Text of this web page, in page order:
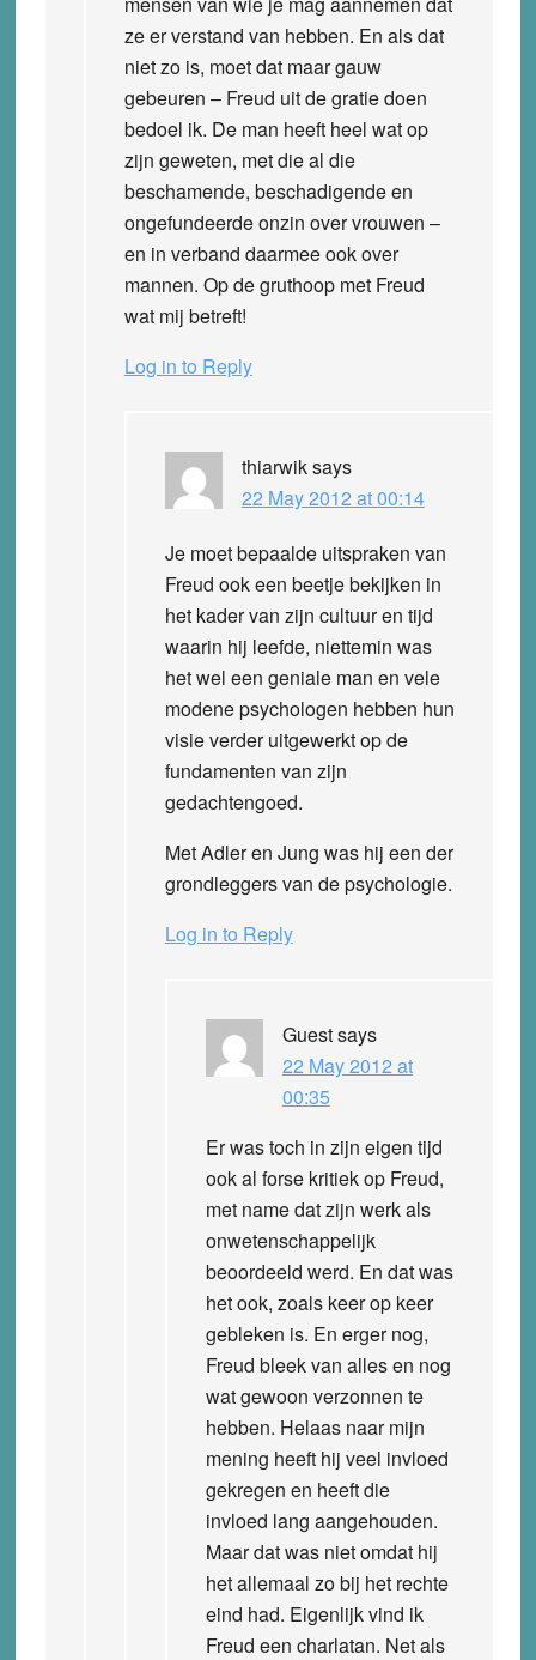
ze er verstand van hebben. En als dat
niet zo is, moet dat maar gauw
gebeuren – Freud uit de gratie doen
bedoel ik. De man heeft heel wat op
zijn geweten, met die al die
beschamende, beschadigende en
ongefundeerde onzin over vrouwen –
en in verband daarmee ook over
mannen. Op de gruthoop met Freud
wat mij betreft!
Log in to Reply
thiarwiksays
22 May 2012 at 00:14
Je moet bepaalde uitspraken van
Freud ook een beetje bekijken in
het kader van zijn cultuur en tijd
waarin hij leefde, niettemin was
het wel een geniale man en vele
modene psychologen hebben hun
visie verder uitgewerkt op de
fundamenten van zijn
gedachtengoed.
Met Adler en Jung was hij een der
grondleggers van de psychologie.
Log in to Reply
Guestsays
22 May 2012 at
00:35
Er was toch in zijn eigen tijd
ook al forse kritiek op Freud,
met name dat zijn werk als
onwetenschappelijk
beoordeeld werd. En dat was
het ook, zoals keer op keer
gebleken is. En erger nog,
Freud bleek van alles en nog
wat gewoon verzonnen te
hebben. Helaas naar mijn
mening heeft hij veel invloed
gekregen en heeft die
invloed lang aangehouden.
Maar dat was niet omdat hij
het allemaal zo bij het rechte
eind had. Eigenlijk vind ik
Freud een charlatan. Net als